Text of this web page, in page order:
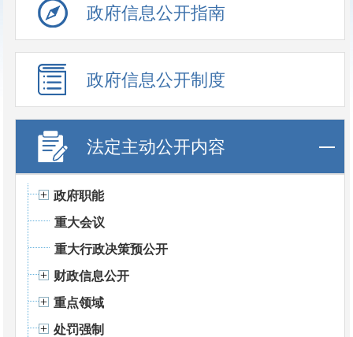
政府信息公开指南
政府信息公开制度
法定主动公开内容
政府职能
重大会议
重大行政决策预公开
财政信息公开
重点领域
处罚强制